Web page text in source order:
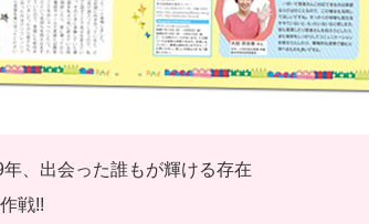
、出会った誰もが輝ける存在
戦!!